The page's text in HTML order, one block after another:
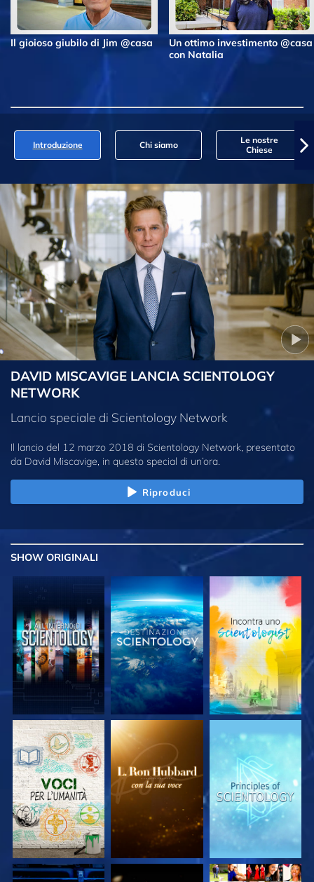
Il gioioso giubilo di Jim @casa
Un ottimo investimento @casa
con Natalia
Introduzione Chi siamo
Le nostre
Chiese
DAVID MISCAVIGE LANCIA SCIENTOLOGY
NETWORK
Lancio speciale di Scientology Network
Il lancio del 12 marzo 2018 di Scientology Network, presentato
da David Miscavige, in questo special di un’ora.
Riproduci
SHOW ORIGINALI
ESPLORA LE
SERIE
ESPLORA LE
SERIE
ESPLORA LE
SERIE